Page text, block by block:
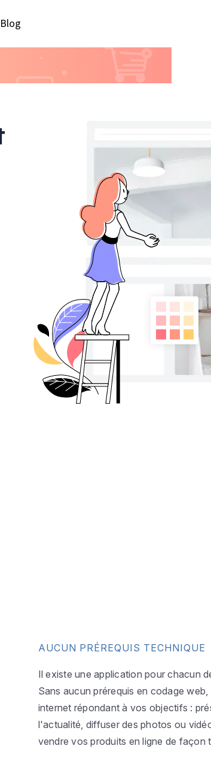
Blog
AUCUN PRÉREQUIS TECHNIQUE
Il existe une application pour chacun
Sans aucun prérequis en codage
internet répondant à vos objectifs :
l'actualité, diffuser des photos ou
vendre vos produits en ligne de façon